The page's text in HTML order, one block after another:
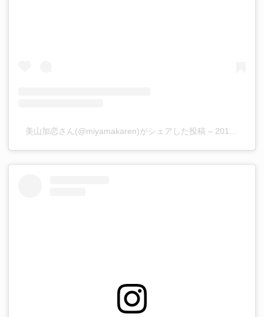
美山加恋さん(@miyamakaren)がシェアした投稿 – 2019年 3月月23日午前4時56分PDT